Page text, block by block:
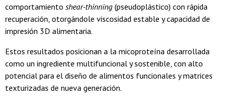
comportamiento shear-thinning (pseudoplástico) con rápida
recuperación, otorgándole viscosidad estable y capacidad de
impresión 3D alimentaria.
Estos resultados posicionan a la micoproteína desarrollada
como un ingrediente multifuncional y sostenible, con alto
potencial para el diseño de alimentos funcionales y matrices
texturizadas de nueva generación.